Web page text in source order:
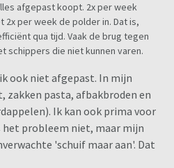
afgepast koopt. 2x per week
2x per week de polder in. Dat is,
qua tijd. Vaak de brug tegen
schippers die niet kunnen varen.
ook niet afgepast. In mijn
zakken pasta, afbakbroden en
Ik kan ook prima voor
het probleem niet, maar mijn
'schuif maar aan'. Dat